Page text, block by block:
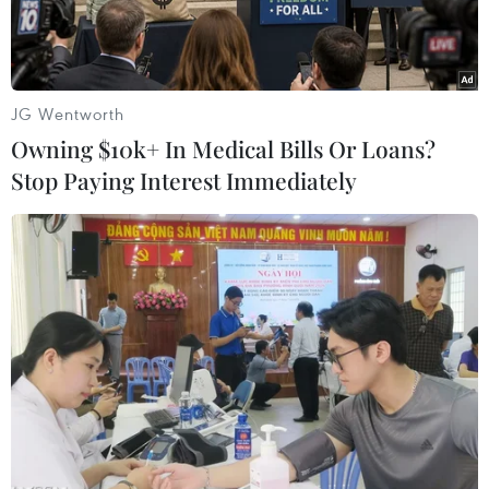
Tổng thống Niger Mohamed Bazoum. (Nguồn: AP)
Theo phóng viên TTXVN tại Brussels, Liên minh
châu Âu (EU) ngày 26/7 đã lên án bất kỳ động
thái nào nhằm lật đổ nền dân chủ ở Niger, sau
khi các thành viên của lực lượng bảo vệ tổng
thống bắt giữ nhà lãnh đạo nước này.
JG Wentworth
Owning $10k+ In Medical Bills Or Loans?
Stop Paying Interest Immediately